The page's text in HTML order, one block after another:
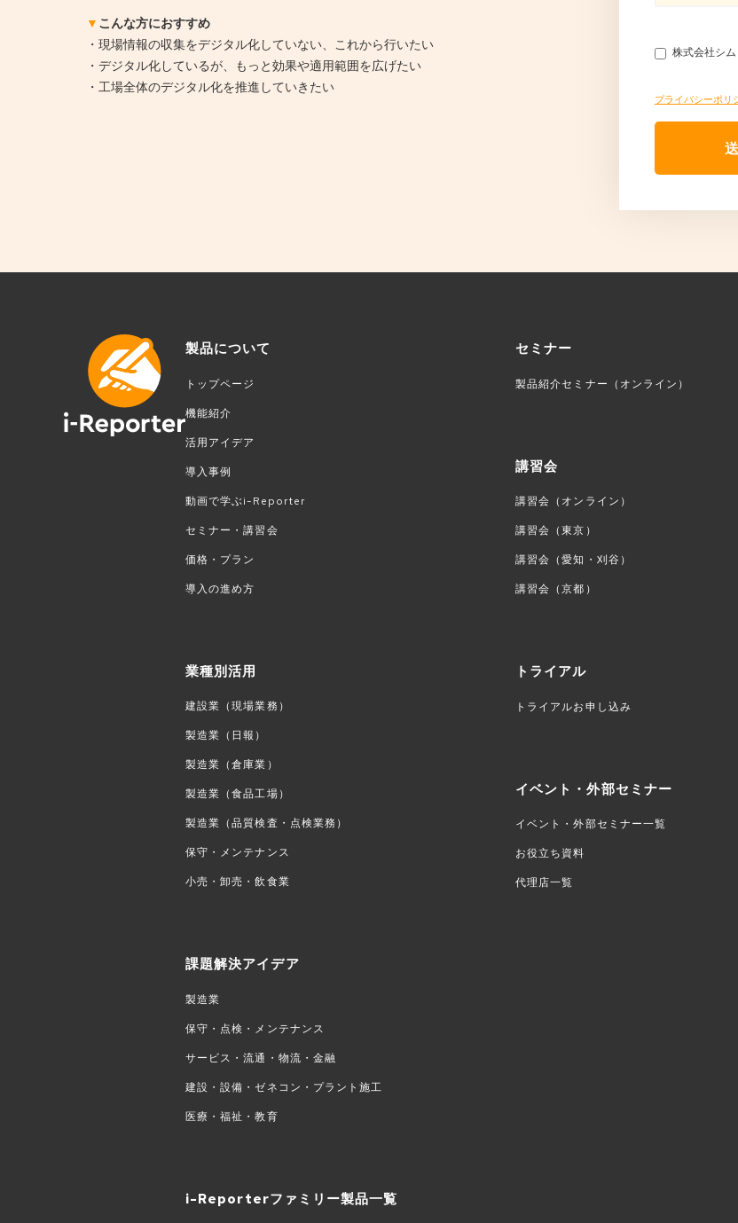
▼ こんな方におすすめ
・現場情報の収集をデジタル化していない、これから行いたい
・デジタル化しているが、もっと効果や適用範囲を広げたい
・工場全体のデジタル化を推進していきたい
株式会社シ
プライバシーポリ
製品について
トップページ
機能紹介
活用アイデア
導入事例
動画で学ぶi-Reporter
セミナー・講習会
価格・プラン
導入の進め方
業種別活用
建設業（現場業務）
製造業（日報）
製造業（倉庫業）
製造業（食品工場）
製造業（品質検査・点検業務）
保守・メンテナンス
小売・卸売・飲食業
課題解決アイデア
製造業
保守・点検・メンテナンス
サービス・流通・物流・金融
建設・設備・ゼネコン・プラント施工
医療・福祉・教育
i-Reporterファミリー製品一覧
セミナー
製品紹介セミナー（オンライン）
講習会
講習会（オンライン）
講習会（東京）
講習会（愛知・刈谷）
講習会（京都）
トライアル
トライアルお申し込み
イベント・外部セミナー
イベント・外部セミナー一覧
お役立ち資料
代理店一覧